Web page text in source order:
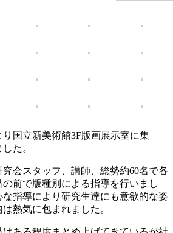
国立新美術館3F版画展示室に集
た。
会スタッフ、講師、総勢約60名で各
前で版種別による指導を行いまし
指導により研究生達にも意欲的な姿
熱気に包まれました。